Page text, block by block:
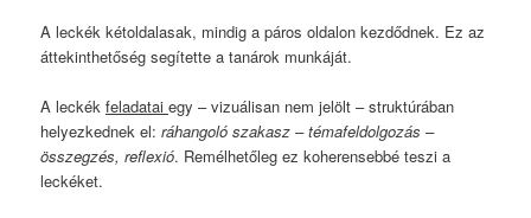
A leckék kétoldalasak, mindig a páros oldalon kezdődnek. Ez az
áttekinthetőség segítette a tanárok munkáját.
A leckékfeladataiegy – vizuálisan nem jelölt – struktúrában
helyezkednek el:ráhangoló szakasz – témafeldolgozás –
összegzés, reflexió. Remélhetőleg ez koherensebbé teszi a
leckéket.